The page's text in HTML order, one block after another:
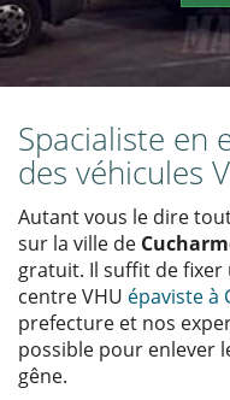
Spacialiste en
des véhicules
Autant vous le dire
sur la ville de
gratuit. Il suffit de fixer
centre VHU épaviste à
prefecture et nos
possible pour enlever
gêne.